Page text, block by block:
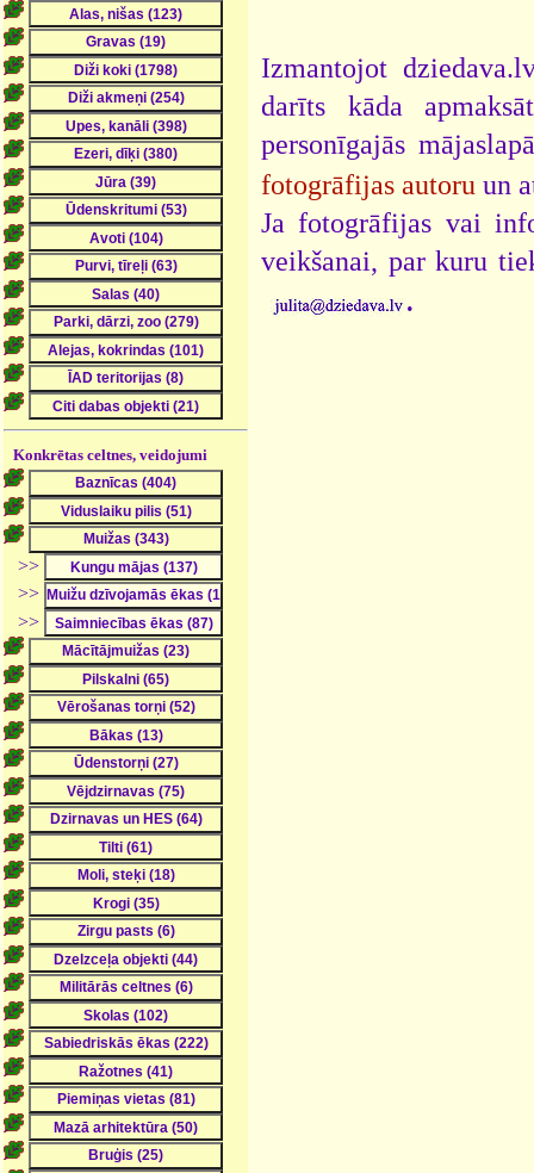
Konkrētas celtnes, veidojumi
>>
>>
>>
Izmantojot
darīts kāda
personīgajās
fotogrāfijas autoru un
Ja fotogrāfijas vai
veikšanai, par kuru
.